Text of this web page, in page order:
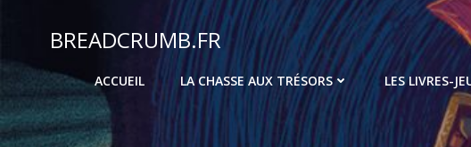
contenuBREADCRUMB.FR
ACCUEIL LA CHASSE AUX TRÉSORS LES LIVRES-